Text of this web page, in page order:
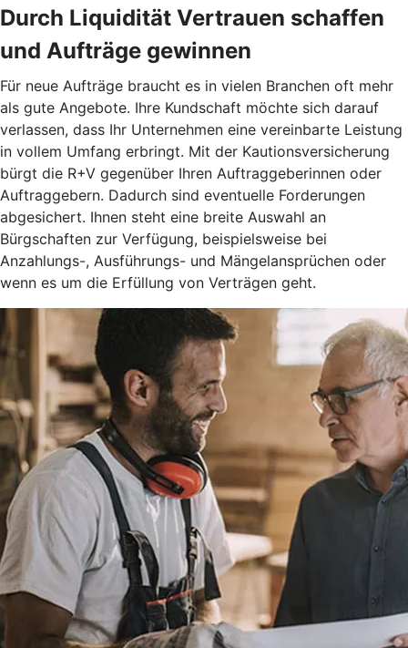
Durch Liquidität Vertrauen schaffen
und Aufträge gewinnen
Für neue Aufträge braucht es in vielen Branchen oft mehr
als gute Angebote. Ihre Kundschaft möchte sich darauf
verlassen, dass Ihr Unternehmen eine vereinbarte Leistung
in vollem Umfang erbringt. Mit der Kautionsversicherung
bürgt die R+V gegenüber Ihren Auftraggeberinnen oder
Auftraggebern. Dadurch sind eventuelle Forderungen
abgesichert. Ihnen steht eine breite Auswahl an
Bürgschaften zur Verfügung, beispielsweise bei
Anzahlungs-, Ausführungs- und Mängelansprüchen oder
wenn es um die Erfüllung von Verträgen geht.